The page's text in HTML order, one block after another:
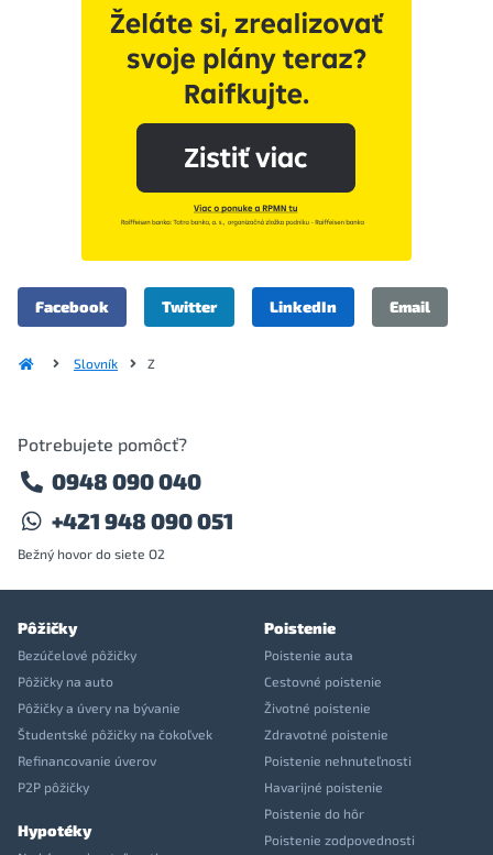
Facebook Twitter LinkedIn Email
Slovník Z
Potrebujete pomôcť?
0948 090 040
+421 948 090 051
Bežný hovor do siete O2
Pôžičky
Bezúčelové pôžičky
Pôžičky na auto
Pôžičky a úvery na bývanie
Študentské pôžičky na čokoľvek
Refinancovanie úverov
P2P pôžičky
Hypotéky
Poistenie
Poistenie auta
Cestovné poistenie
Životné poistenie
Zdravotné poistenie
Poistenie nehnuteľnosti
Havarijné poistenie
Poistenie do hôr
Poistenie zodpovednosti